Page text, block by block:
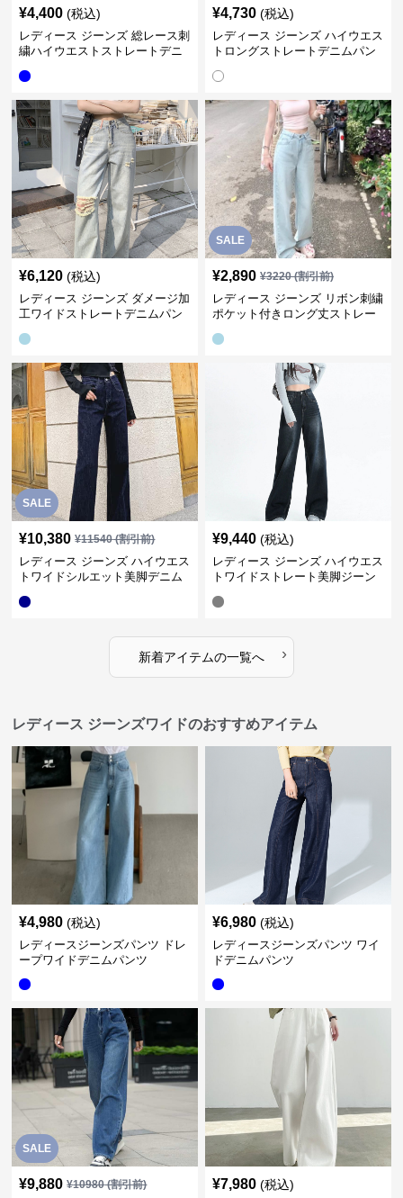
¥4,400 (税込)
レディース ジーンズ 総レース刺
繍ハイウエストストレートデニ
¥4,730 (税込)
レディース ジーンズ ハイウエス
トロングストレートデニムパン
¥6,120 (税込)
レディース ジーンズ ダメージ加
工ワイドストレートデニムパン
SALE
¥2,890 ¥3220(割引前)
レディース ジーンズ リボン刺繍
ポケット付きロング丈ストレー
SALE
¥10,380 ¥11540(割引前)
レディース ジーンズ ハイウエス
トワイドシルエット美脚デニム
¥9,440 (税込)
レディース ジーンズ ハイウエス
トワイドストレート美脚ジーン
新着アイテムの一覧へ ›
レディース ジーンズワイドのおすすめアイテム
¥4,980 (税込)
レディースジーンズパンツ ドレ
ープワイドデニムパンツ
¥6,980 (税込)
レディースジーンズパンツ ワイ
ドデニムパンツ
SALE
¥9,880 ¥10980(割引前) ¥7,980 (税込)